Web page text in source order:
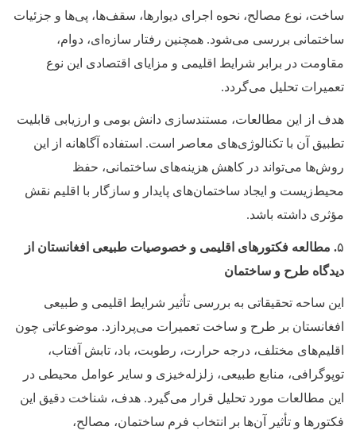
ساخت، نوع مصالح، نحوه اجرای دیوارها، سقف‌ها، پی‌ها و جزئیات
ساختمانی بررسی می‌شود. همچنین رفتار سازه‌ای، دوام،
مقاومت در برابر شرایط اقلیمی و مزایای اقتصادی این نوع
تعمیرات تحلیل می‌گردد.
هدف از این مطالعات، مستندسازی دانش بومی و ارزیابی قابلیت
تطبیق آن با تکنالوژی‌های معاصر است. استفاده آگاهانه از این
روش‌ها می‌تواند در کاهش هزینه‌های ساختمانی، حفظ
محیط‌زیست و ایجاد ساختمان‌های پایدار و سازگار با اقلیم نقش
مؤثری داشته باشد.
۵. مطالعه فکتورهای اقلیمی و خصوصیات طبیعی افغانستان از
دیدگاه طرح و ساختمان
این ساحه تحقیقاتی به بررسی تأثیر شرایط اقلیمی و طبیعی
افغانستان بر طرح و ساخت تعمیرات می‌پردازد. موضوعاتی چون
اقلیم‌های مختلف، درجه حرارت، رطوبت، باد، تابش آفتاب،
توپوگرافی، منابع طبیعی، زلزله‌خیزی و سایر عوامل محیطی در
این مطالعات مورد تحلیل قرار می‌گیرد. هدف، شناخت دقیق این
فکتورها و تأثیر آن‌ها بر انتخاب فرم ساختمان، مصالح،